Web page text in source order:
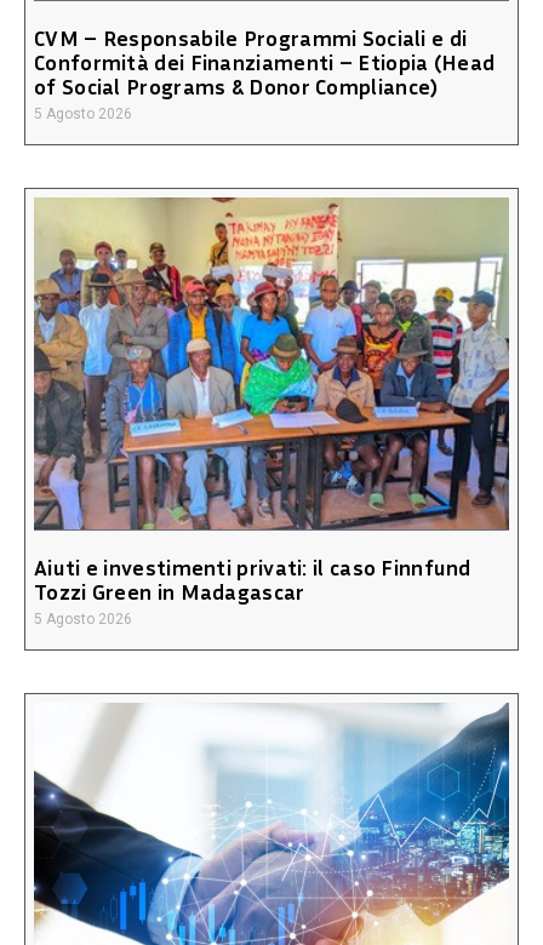
CVM – Responsabile Programmi Sociali e di
Conformità dei Finanziamenti – Etiopia (Head
of Social Programs & Donor Compliance)
5 Agosto 2026
Aiuti e investimenti privati: il caso Finnfund
Tozzi Green in Madagascar
5 Agosto 2026